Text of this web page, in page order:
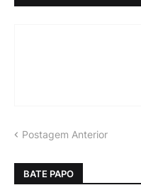
Postagem Anterior
BATE PAPO